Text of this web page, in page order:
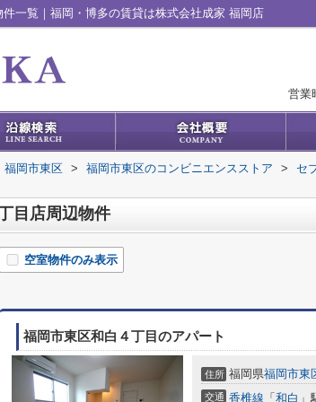
一覧｜福岡・博多の賃貸は株式会社成家 福岡店
営業
福岡市東区 > 福岡市東区のコンビニエンスストア > セ
目店周辺物件
空室物件のみ表示
福岡市東区和白４丁目のアパート
住所 福岡県福岡市東
交通 香椎線 「 和白 」